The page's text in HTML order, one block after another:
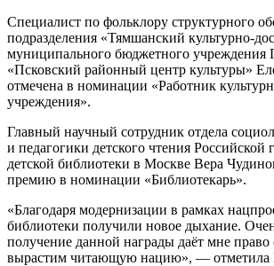
Специалист по фольклору структурного
подразделения «Тямшанский культурно-
муниципального бюджетного учреждения
«Псковский районный центр культуры»
отмечена в номинации «Работник
учреждения».
Главный научный сотрудник отдела
и педагогики детского чтения Российской
детской библиотеки в Москве Вера
премию в номинации «Библиотекарь».
«Благодаря модернизации в рамках
библиотеки получили новое дыхание.
получение данной награды даёт мне право
вырастим читающую нацию», — отметила